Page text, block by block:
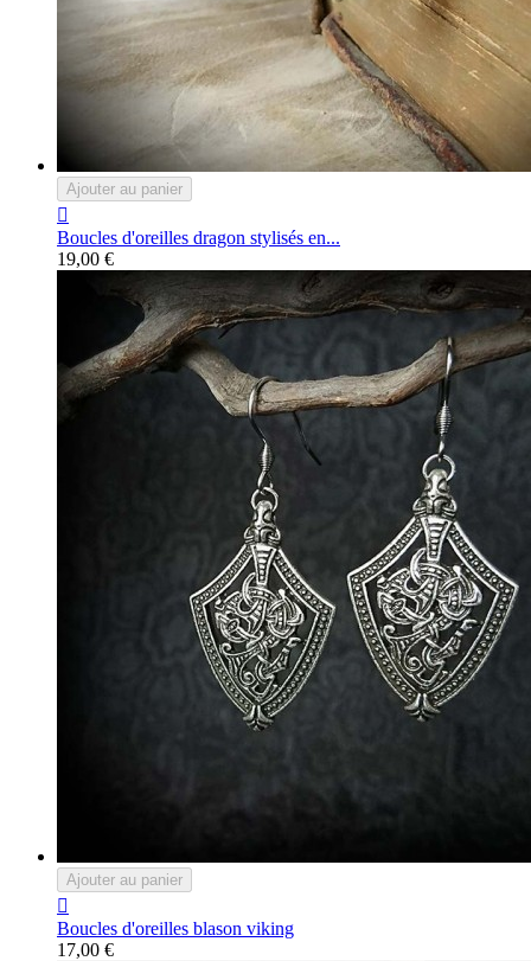
Ajouter au panier

Boucles d'oreilles dragon stylisés en...
19,00 €
Ajouter au panier

Boucles d'oreilles blason viking
17,00 €